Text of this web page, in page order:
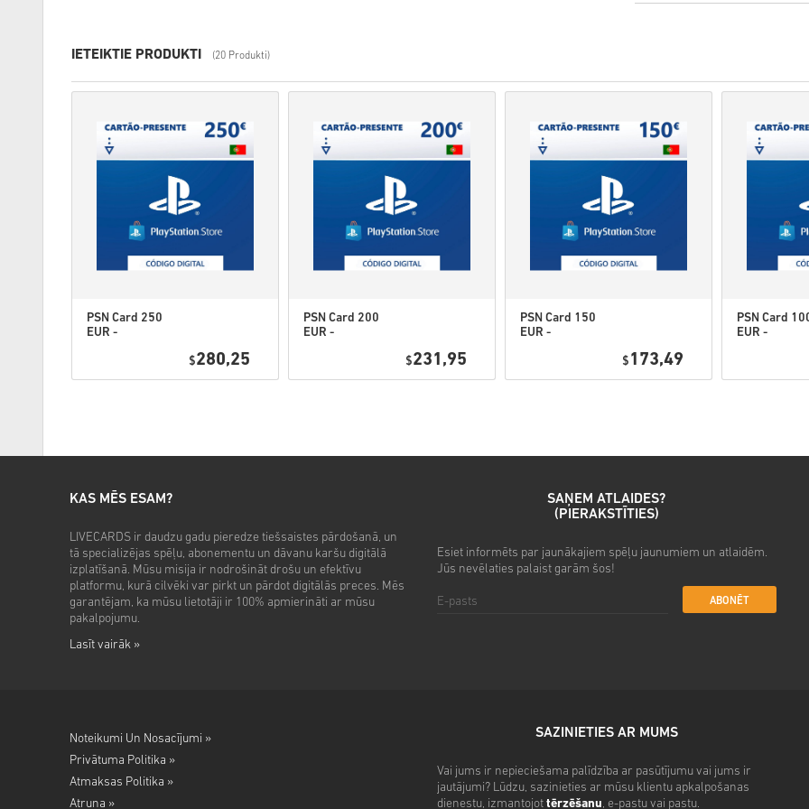
Noskaties ātro ceļvedi
• Lai iegūtu plašāku
ar mums veidlapu
.
• Šos lejupielādējamos
• Šiem kodiem nav
• Lejupielādējams saturs
• Dažiem produktiem varat
IETEIKTIE PRODUKTI (20 Produkti)
PSN Card 250
EUR -
Portugal
$280,25
PSN Card 200
EUR -
Portugal
$231,95
PSN Card 150
EUR -
Portugal
$ 173,49
PSN Card
EUR -
Portugal
KAS MĒS ESAM?
LIVECARDS ir daudzu gadu pieredze tiešsaistes pārdošanā, un
tā specializējas spēļu, abonementu un dāvanu karšu digitālā
izplatīšanā. Mūsu misija ir nodrošināt drošu un efektīvu
platformu, kurā cilvēki var pirkt un pārdot digitālās preces. Mēs
garantējam, ka mūsu lietotāji ir 100% apmierināti ar mūsu
pakalpojumu.
Lasīt vairāk »
SAŅEM ATLAIDES?
(PIERAKSTĪTIES)
Esiet informēts par jaunākajiem spēļu jaunumiem un atlaidēm.
Jūs nevēlaties palaist garām šos!
ABONĒT
Noteikumi Un Nosacījumi »
Privātuma Politika »
Atmaksas Politika »
Atruna »
SAZINIETIES AR MUMS
Vai jums ir nepieciešama palīdzība ar pasūtījumu vai jums ir
jautājumi? Lūdzu, sazinieties ar mūsu klientu apkalpošanas
dienestu, izmantojot tērzēšanu, e-pastu vai pastu.